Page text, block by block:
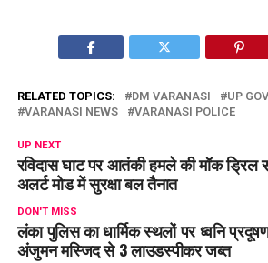
RELATED TOPICS: DM VARANASI
UP
VARANASI NEWS
VARANASI POLICE
UP NEXT
रविदास घाट पर आतंकी हमले की मॉक ड्रिल
अलर्ट मोड में सुरक्षा बल तैनात
DON'T MISS
लंका पुलिस का धार्मिक स्थलों पर ध्वनि
अंजुमन मस्जिद से 3 लाउडस्पीकर जब्त